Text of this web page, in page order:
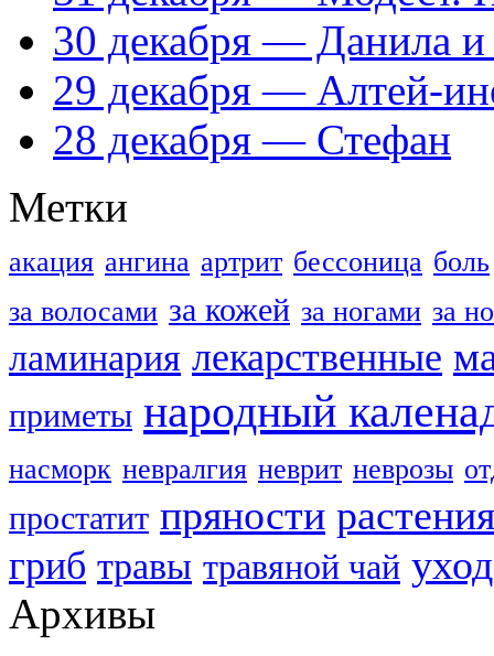
30 декабря — Данила
29 декабря — Алтей-
28 декабря — Стефан
Метки
акация ангина артрит бессоница боль
за волосами за кожей за ногами за
ламинария лекарственные
приметы народный
насморк невралгия неврит неврозы
простатит пряности растения
гриб травы травяной чай уход
Архивы